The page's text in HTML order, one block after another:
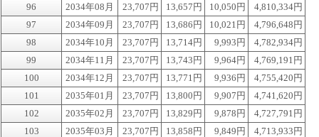
96
2034年08月 23,707円 13,657円 10,050円
4,810,334円
97
2034年09月 23,707円 13,686円 10,021円
4,796,648円
98
2034年10月 23,707円 13,714円 9,993円
4,782,934円
99
2034年11月 23,707円 13,743円 9,964円
4,769,191円
100
2034年12月 23,707円 13,771円 9,936円
4,755,420円
101
2035年01月 23,707円 13,800円 9,907円
4,741,620円
102
2035年02月 23,707円 13,829円 9,878円
4,727,791円
103
2035年03月 23,707円 13,858円 9,849円
4,713,933円